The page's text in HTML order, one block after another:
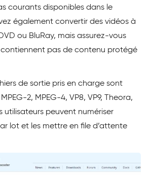
courants disponibles dans le
également convertir des vidéos à
ou BluRay, mais assurez-vous
contiennent pas de contenu protégé
de sortie pris en charge sont
2, MPEG-4, VP8, VP9, Theora,
utilisateurs peuvent numériser
lot et les mettre en file d’attente